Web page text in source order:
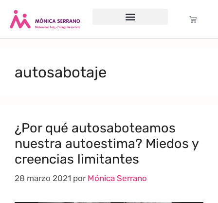
autosabotaje
¿Por qué autosaboteamos
nuestra autoestima? Miedos y
creencias limitantes
28 marzo 2021 por Mónica Serrano